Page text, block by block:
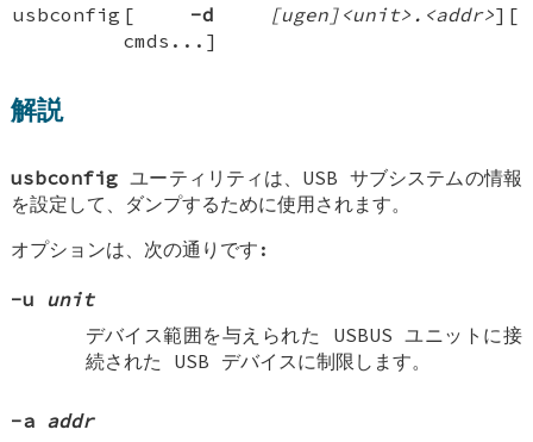
usbconfig [ -d [ugen]<unit>.<addr>][
cmds... ]
解説
usbconfig ユーティリティは、USB サブシステムの情報
を設定して、ダンプするために使用されます。
オプションは、次の通りです:
-u unit
デバイス範囲を与えられた USBUS ユニットに接
続された USB デバイスに制限します。
-a addr